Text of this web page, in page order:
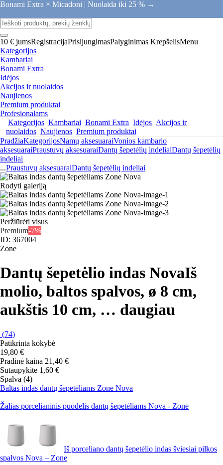
Bonami Extra × Micadoni | Nuolaida iki 25 % →
10 € jumsRegistracijaPrisijungimasPalyginimas KrepšelisMenu
Kategorijos
Kambariai
Bonami Extra
Idėjos
Akcijos ir nuolaidos
Naujienos
Premium produktai
Profesionalams
Kategorijos Kambariai Bonami Extra Idėjos Akcijos ir
nuolaidos Naujienos Premium produktai
PradžiaKategorijosNamų aksesuaraiVonios kambario
aksesuaraiPraustuvų aksesuaraiDantų šepetėlių indeliaiDantų šepetėlių
indeliai
...Praustuvų aksesuaraiDantų šepetėlių indeliai
Rodyti galeriją
Peržiūrėti visus
Premium-7%
ID: 367004
Zone
Dantų šepetėlio indas NovaIš
molio, baltos spalvos, ø 8 cm,
aukštis 10 cm, … daugiau
(74)
Patikrinta kokybė
19,80 €
Pradinė kaina 21,40 €
Sutaupykite 1,60 €
Spalva (4)
Baltas indas dantų šepetėliams Zone Nova
Žalias porcelianinis puodelis dantų šepetėliams Nova - Zone
Iš porceliano dantų šepetėlio indas šviesiai pilkos
spalvos Nova – Zone